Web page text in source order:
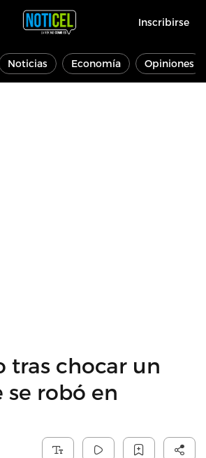
Inscribirse
Noticias Economía Opiniones
tras chocar un
se robó en